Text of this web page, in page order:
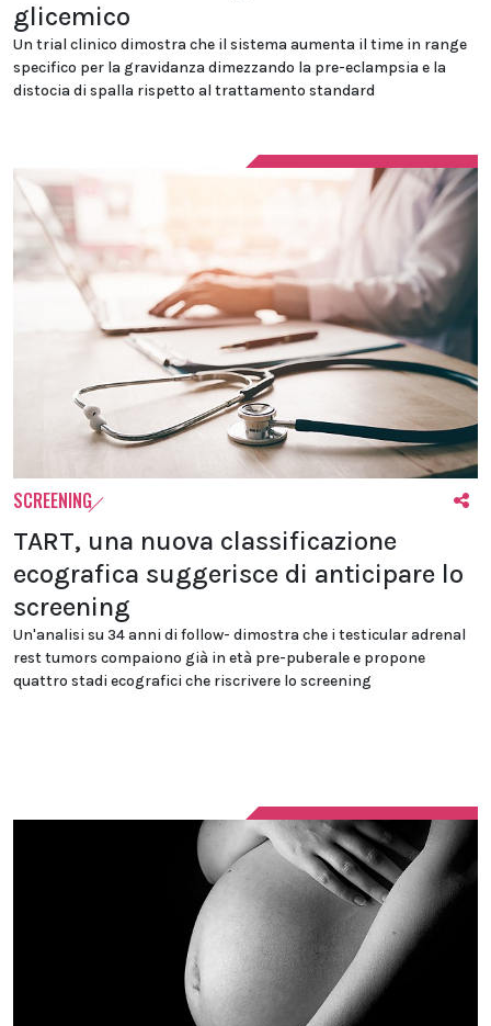
glicemico
Un trial clinico dimostra che il sistema aumenta il time in range
specifico per la gravidanza dimezzando la pre-eclampsia e la
distocia di spalla rispetto al trattamento standard
SCREENING
TART, una nuova classificazione
ecografica suggerisce di anticipare lo
screening
Un'analisi su 34 anni di follow- dimostra che i testicular adrenal
rest tumors compaiono già in età pre-puberale e propone
quattro stadi ecografici che riscrivere lo screening